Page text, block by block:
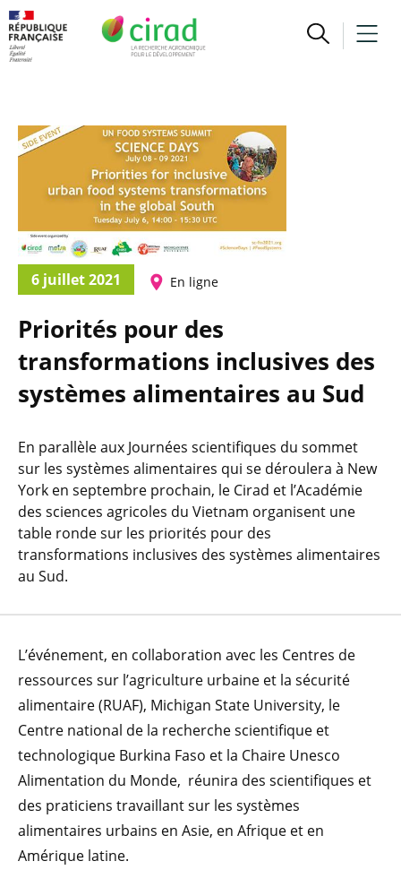
6 juillet 2021 En ligne
Priorités pour des
transformations inclusives des
systèmes alimentaires au Sud
En parallèle aux Journées scientifiques du sommet
sur les systèmes alimentaires qui se déroulera à New
York en septembre prochain, le Cirad et l’Académie
des sciences agricoles du Vietnam organisent une
table ronde sur les priorités pour des
transformations inclusives des systèmes alimentaires
au Sud.
L’événement, en collaboration avec les Centres de
ressources sur l’agriculture urbaine et la sécurité
alimentaire (RUAF), Michigan State University, le
Centre national de la recherche scientifique et
technologique Burkina Faso et la Chaire Unesco
Alimentation du Monde, réunira des scientifiques et
des praticiens travaillant sur les systèmes
alimentaires urbains en Asie, en Afrique et en
Amérique latine.